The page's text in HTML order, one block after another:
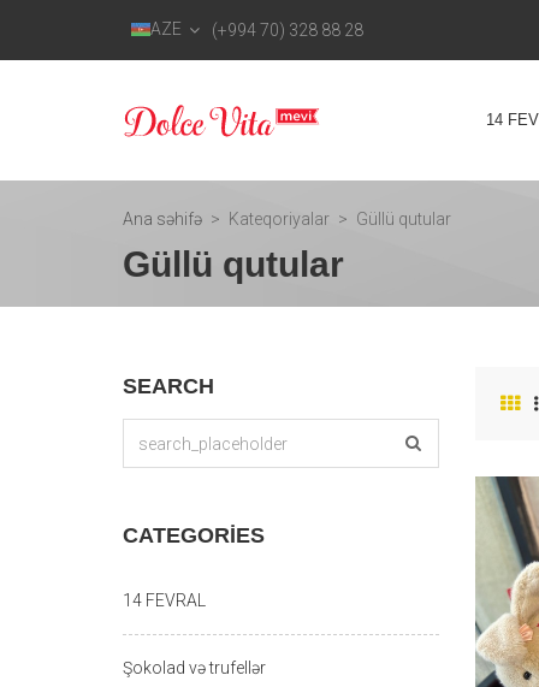
AZE (+994 70) 328 88 28
14
Ana səhifə Kateqoriyalar Güllü qutular
Güllü qutular
SEARCH
CATEGORIES
14 FEVRAL
Şokolad və trufellər